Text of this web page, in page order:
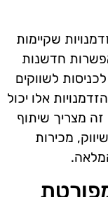
שקיימות
חדשנות
לשווקים
אלו יכול
זה מצריך שיתוף
מכירות